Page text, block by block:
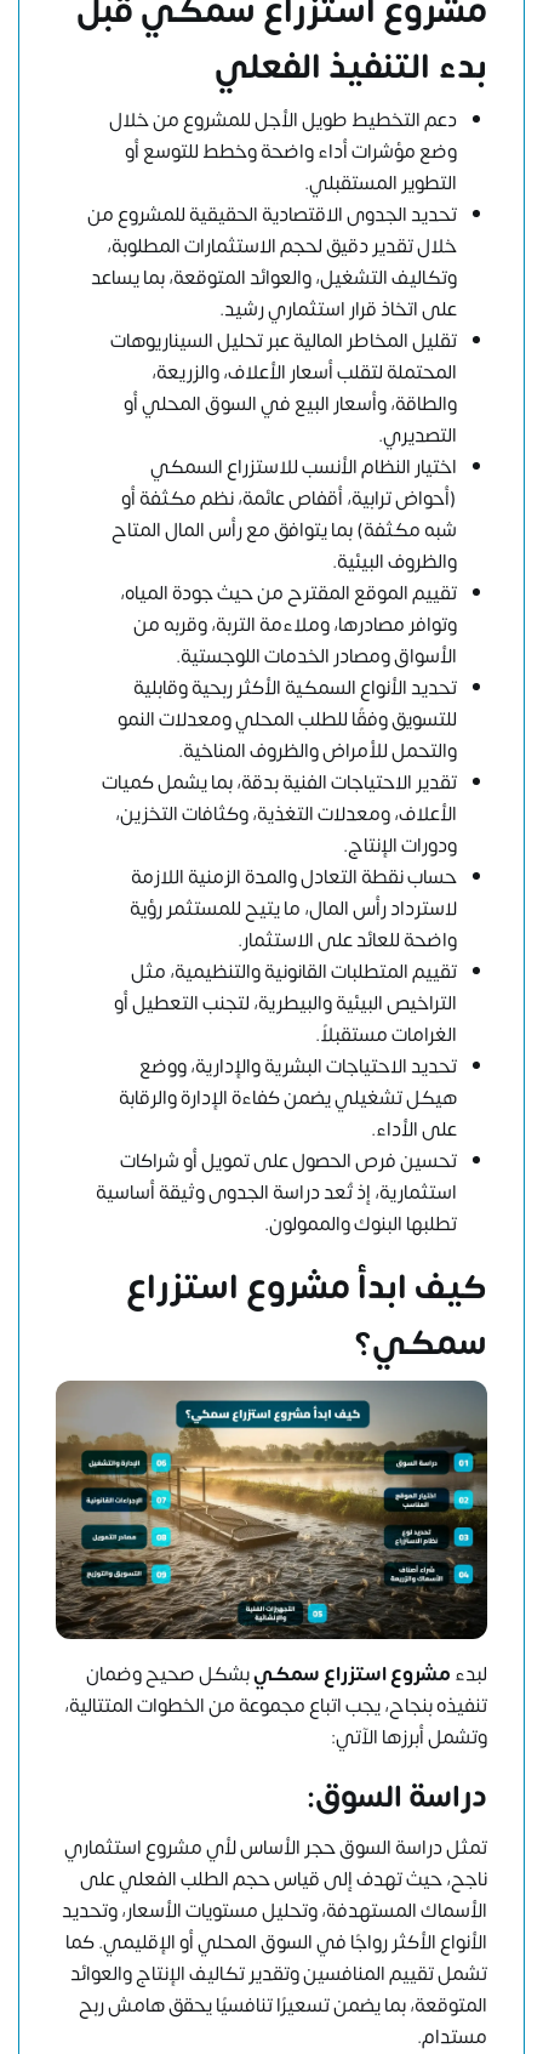
بدء التنفيذ الفعلي
دعم التخطيط طويل الأجل للمشروع من خلال
وضع مؤشرات أداء واضحة وخطط للتوسع أو
التطوير المستقبلي.
تحديد الجدوى الاقتصادية الحقيقية للمشروع من
خلال تقدير دقيق لحجم الاستثمارات المطلوبة،
وتكاليف التشغيل، والعوائد المتوقعة، بما يساعد
على اتخاذ قرار استثماري رشيد.
تقليل المخاطر المالية عبر تحليل السيناريوهات
المحتملة لتقلب أسعار الأعلاف، والزريعة،
والطاقة، وأسعار البيع في السوق المحلي أو
التصديري.
اختيار النظام الأنسب للاستزراع السمكي
(أحواض ترابية، أقفاص عائمة، نظم مكثفة أو
شبه مكثفة) بما يتوافق مع رأس المال المتاح
والظروف البيئية.
تقييم الموقع المقترح من حيث جودة المياه،
وتوافر مصادرها، وملاءمة التربة، وقربه من
الأسواق ومصادر الخدمات اللوجستية.
تحديد الأنواع السمكية الأكثر ربحية وقابلية
للتسويق وفقًا للطلب المحلي ومعدلات النمو
والتحمل للأمراض والظروف المناخية.
تقدير الاحتياجات الفنية بدقة، بما يشمل كميات
الأعلاف، ومعدلات التغذية، وكثافات التخزين،
ودورات الإنتاج.
حساب نقطة التعادل والمدة الزمنية اللازمة
لاسترداد رأس المال، ما يتيح للمستثمر رؤية
واضحة للعائد على الاستثمار.
تقييم المتطلبات القانونية والتنظيمية، مثل
التراخيص البيئية والبيطرية، لتجنب التعطيل أو
الغرامات مستقبلاً.
تحديد الاحتياجات البشرية والإدارية، ووضع
هيكل تشغيلي يضمن كفاءة الإدارة والرقابة
على الأداء.
تحسين فرص الحصول على تمويل أو شراكات
استثمارية، إذ تُعد دراسة الجدوى وثيقة أساسية
تطلبها البنوك والممولون.
كيف ابدأ مشروع استزراع
سمكي؟
لبدءمشروع استزراع سمكيبشكل صحيح وضمان
تنفيذه بنجاح، يجب اتباع مجموعة من الخطوات المتتالية،
وتشمل أبرزها الآتي:
دراسة السوق:
تمثل دراسة السوق حجر الأساس لأي مشروع استثماري
ناجح، حيث تهدف إلى قياس حجم الطلب الفعلي على
الأسماك المستهدفة، وتحليل مستويات الأسعار، وتحديد
الأنواع الأكثر رواجًا في السوق المحلي أو الإقليمي. كما
تشمل تقييم المنافسين وتقدير تكاليف الإنتاج والعوائد
المتوقعة، بما يضمن تسعيرًا تنافسيًا يحقق هامش ربح
مستدام.